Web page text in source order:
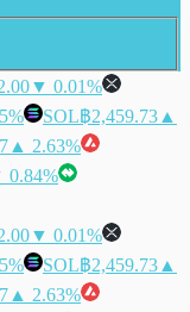
▼ 0.01%
SOL฿2,459.73 ▲
▲ 2.63%
0.84%
▼ 0.01%
SOL฿2,459.73 ▲
▲ 2.63%